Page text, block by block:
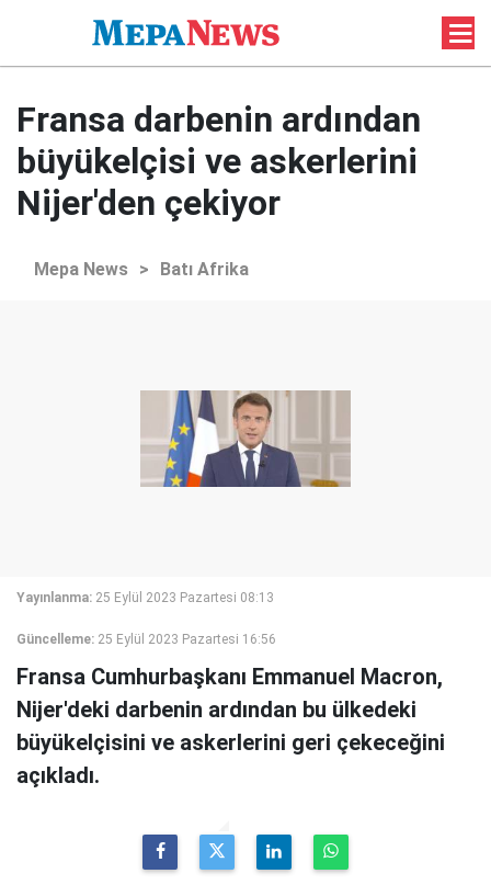
Fransa darbenin ardından
büyükelçisi ve askerlerini
Nijer'den çekiyor
Mepa News > Batı Afrika
Yayınlanma: 25 Eylül 2023 Pazartesi 08:13
Güncelleme: 25 Eylül 2023 Pazartesi 16:56
Fransa Cumhurbaşkanı Emmanuel Macron,
Nijer'deki darbenin ardından bu ülkedeki
büyükelçisini ve askerlerini geri çekeceğini
açıkladı.